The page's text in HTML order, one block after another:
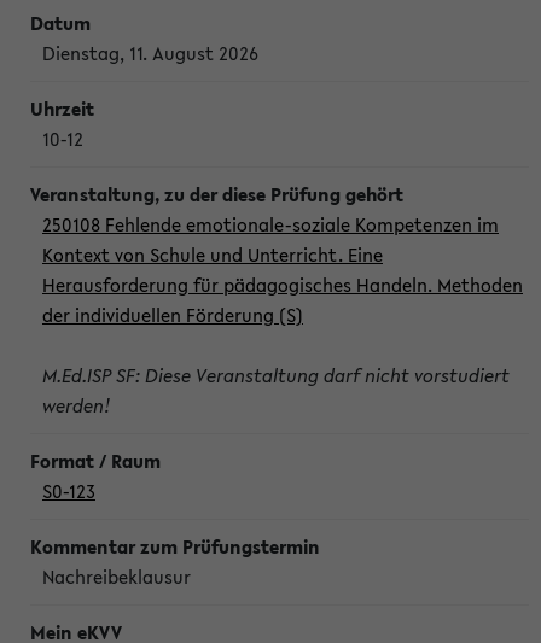
Dienstag, 11. August 2026
10-12
250108 Fehlende emotionale-soziale Kompetenzen im
Kontext von Schule und Unterricht. Eine
Herausforderung für pädagogisches Handeln. Methoden
der individuellen Förderung (S)
M.Ed.ISP SF: Diese Veranstaltung darf nicht vorstudiert
werden!
S0-123
Nachreibeklausur